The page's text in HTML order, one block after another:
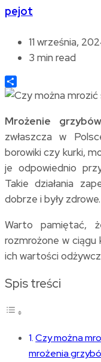
pejot
11 września,
3 min read
Share
Mrożenie grzybów
zwłaszcza w
borowiki czy kurki,
je odpowiednio
Takie działania
dobrze i były zdrowe.
Warto pamiętać,
rozmrożone w ciągu
ich wartości
Spis treści
Czy można
mrożenia